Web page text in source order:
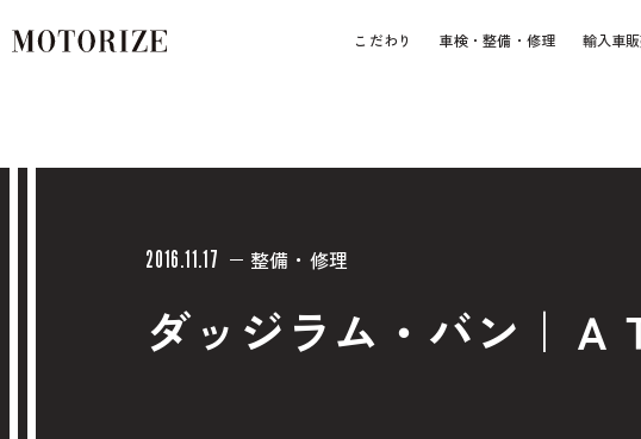
こだわり 車検・整備・修理 輸入車
Phone
2016.11.17 整備・修理
ダッジラム・バン｜Ａ